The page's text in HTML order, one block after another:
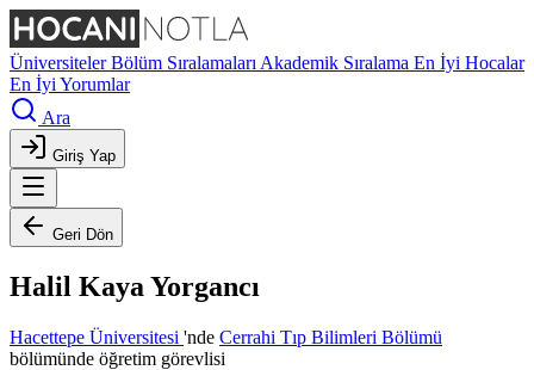
ÜniversitelerBölüm Sıralamaları Akademik Sıralama En İyi Hocalar
En İyi Yorumlar
Ara
Giriş Yap
Geri Dön
Halil Kaya Yorgancı
Hacettepe Üniversitesi 'nde Cerrahi Tıp Bilimleri Bölümü
bölümünde öğretim görevlisi